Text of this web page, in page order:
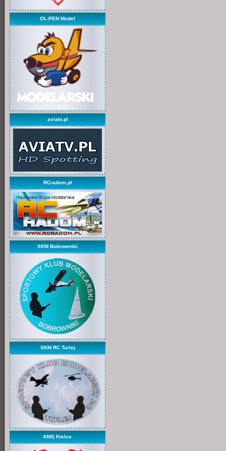
OL-PEN Model
aviatv.pl
RCradom.pl
SKM Bobrowniki
SKM RC Turlej
KMS Kielce